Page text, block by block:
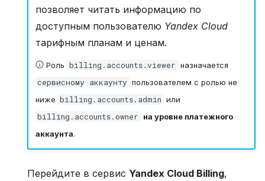
позволяет читать информацию по
доступным пользователю Yandex Cloud
тарифным планам и ценам.
Роль billing.accounts.viewer назначается
сервисному аккаунту пользователем с ролью не
ниже billing.accounts.admin или
billing.accounts.owner
на уровне платежного
аккаунта.
Перейдите в сервис Yandex Cloud Billing,